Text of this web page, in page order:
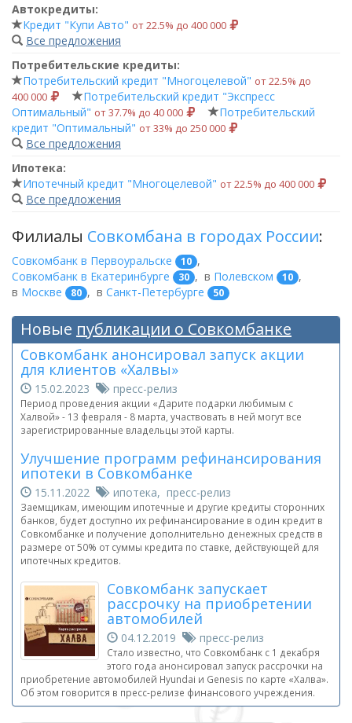
Автокредиты:
Кредит "Купи Авто" от 22.5% до 400 000
Все предложения
Потребительские кредиты:
Потребительский кредит "Многоцелевой" от 22.5% до
400 000
Потребительский кредит "Экспресс
Оптимальный" от 37.7% до 40 000
Потребительский
кредит "Оптимальный" от 33% до 250 000
Все предложения
Ипотека:
Ипотечный кредит "Многоцелевой" от 22.5% до 400 000
Все предложения
Филиалы Совкомбана в городах России:
Совкомбанк в Первоуральске 10 ,
Совкомбанк в Екатеринбурге
30 , в Полевском 10 ,
в Москве 80 , в Санкт-Петербурге 50
Новые публикации о Совкомбанке
Совкомбанк анонсировал запуск акции
для клиентов «Халвы»
15.02.2023 пресс-релиз
Период проведения акции «Дарите подарки любимым с
Халвой» - 13 февраля - 8 марта, участвовать в ней могут все
зарегистрированные владельцы этой карты.
Улучшение программ рефинансирования
ипотеки в Совкомбанке
15.11.2022 ипотека, пресс-релиз
Заемщикам, имеющим ипотечные и другие кредиты сторонних
банков, будет доступно их рефинансирование в один кредит в
Совкомбанке и получение дополнительно денежных средств в
размере от 50% от суммы кредита по ставке, действующей для
ипотечных кредитов.
Совкомбанк запускает
рассрочку на приобретении
автомобилей
04.12.2019 пресс-релиз
Стало известно, что Совкомбанк с 1 декабря
этого года анонсировал запуск рассрочки на
приобретение автомобилей Hyundai и Genesis по карте «Халва».
Об этом говорится в пресс-релизе финансового учреждения.